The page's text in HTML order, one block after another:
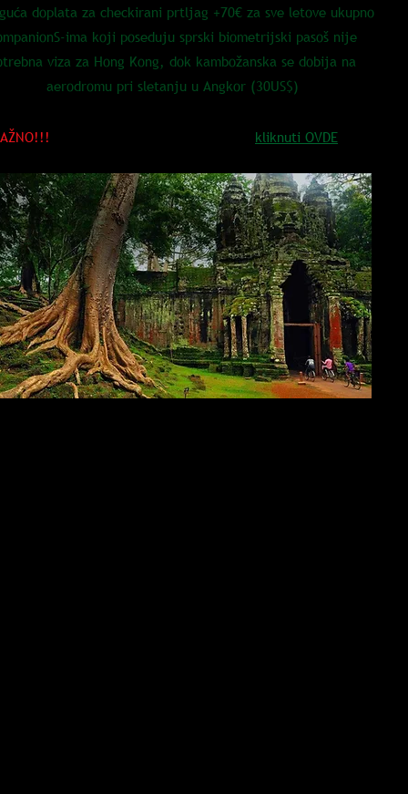
doplata za checkirani prtljag +70€ za sve letove ukupno
ima koji poseduju sprski biometrijski pasoš nije
viza za Hong Kong, dok kambožanska se dobija na
aerodromu pri sletanju u Angkor (30US$)
kliknuti OVDE